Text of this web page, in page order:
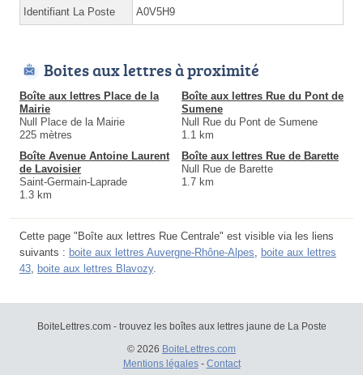
Identifiant La Poste A0V5H9
Boites aux lettres à proximité
Boîte aux lettres Place de la
Mairie
Null Place de la Mairie
225 mètres
Boîte aux lettres Rue du Pont de
Sumene
Null Rue du Pont de Sumene
1.1 km
Boîte Avenue Antoine Laurent
de Lavoisier
Saint-Germain-Laprade
1.3 km
Boîte aux lettres Rue de Barette
Null Rue de Barette
1.7 km
Cette page "Boîte aux lettres Rue Centrale" est visible via les liens
suivants : boite aux lettres Auvergne-Rhône-Alpes
boite aux lettres
43 boite aux lettres Blavozy.
BoiteLettres.com - trouvez les boîtes aux lettres jaune de La Poste
© 2026 BoiteLettres.com
Mentions légales- Contact